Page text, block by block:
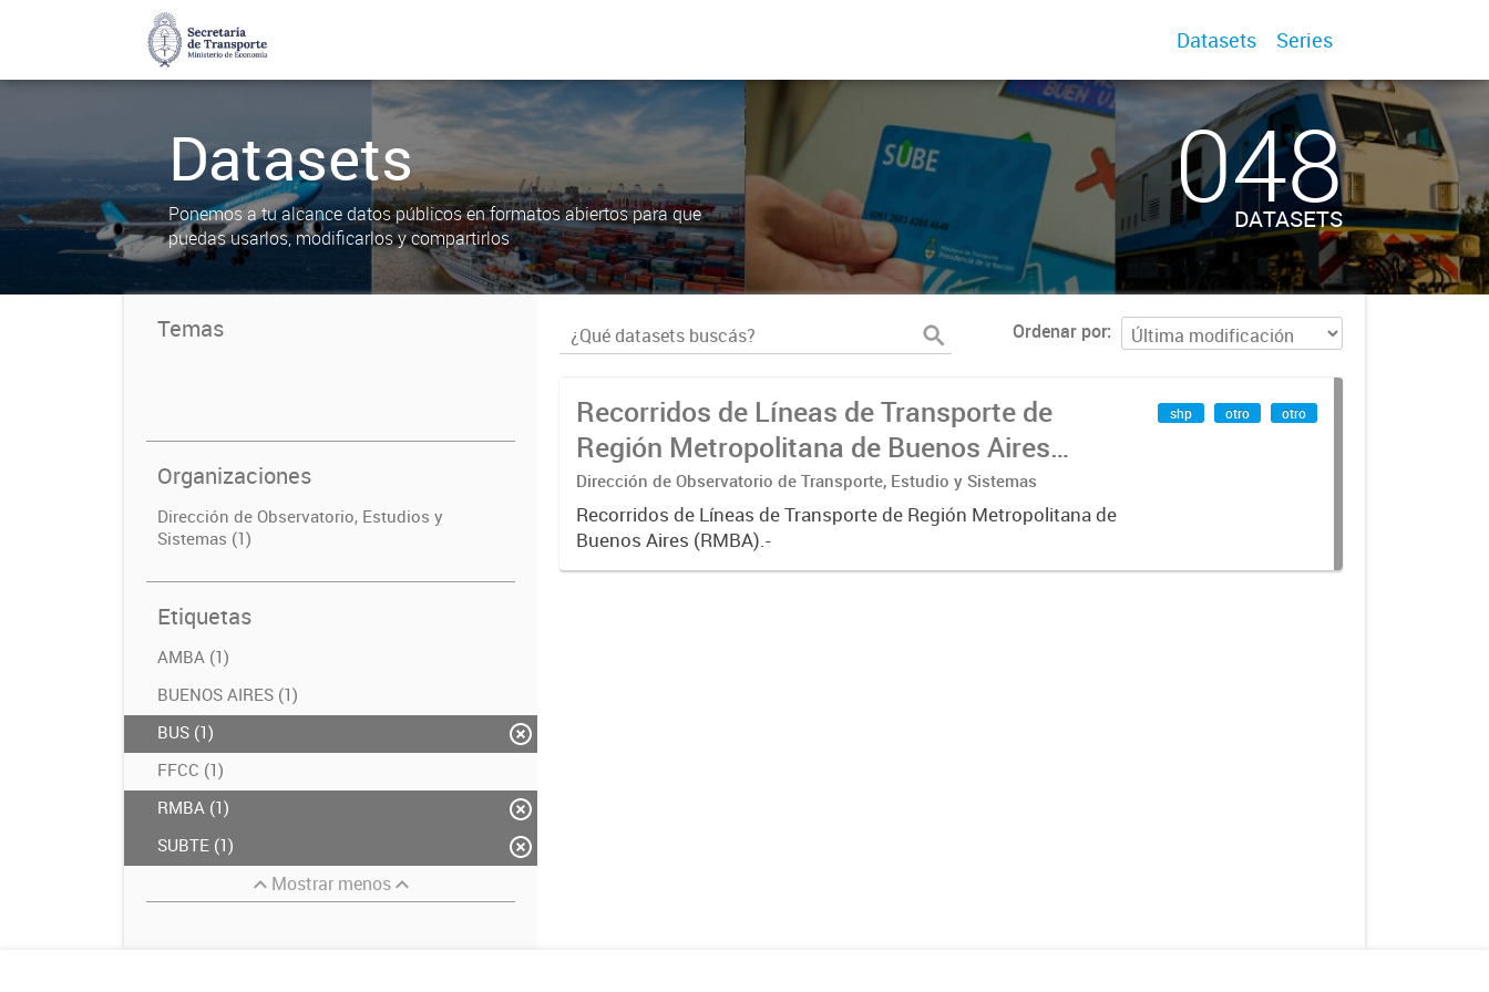
Datasets Series
Datasets
Ponemos a tu alcance datos públicos en formatos abiertos para que
puedas usarlos, modificarlos y compartirlos
048
DATASETS
Temas
Organizaciones
Dirección de Observatorio, Estudios y
Sistemas (1)
Etiquetas
AMBA (1)
BUENOS AIRES (1)
BUS (1)
FFCC (1)
RMBA (1)
SUBTE (1)
Mostrar menos
Ordenar por
Recorridos de Líneas de Transporte de
Región Metropolitana de Buenos Aires
(RMBA)
Dirección de Observatorio de Transporte, Estudio y Sistemas
Recorridos de Líneas de Transporte de Región Metropolitana de
Buenos Aires (RMBA).-
shp otro otro